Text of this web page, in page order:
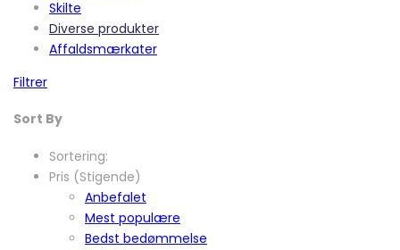
Skilte
Diverse produkter
Affaldsmærkater
Filtrer
Sort By
Sortering:
Pris (Stigende)
Anbefalet
Mest populære
Bedst bedømmelse